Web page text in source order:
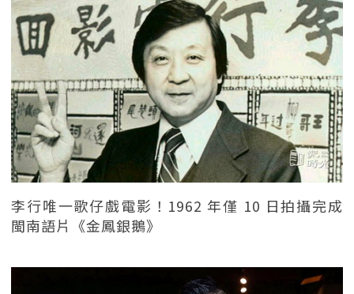
李行唯一歌仔戲電影！1962 年僅 10 日拍攝完成
閩南語片《金鳳銀鵝》